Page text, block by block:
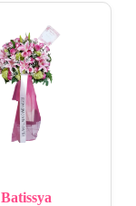
Batissya